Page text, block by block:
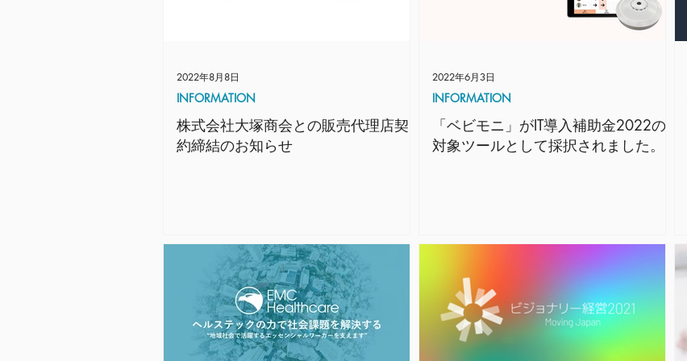
株式会社大塚商会との販売代理店契
約締結のお知らせ
INFORMATION
2022年8月8日
「ベビモニ」がIT導入補助金2022の
対象ツールとして採択されました。
INFORMATION
2022年6月3日